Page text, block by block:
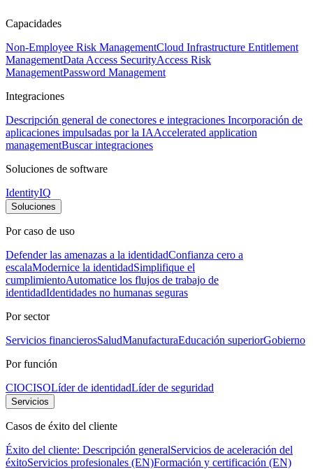
Capacidades
Non-Employee Risk ManagementCloud Infrastructure Entitlement
ManagementData Access SecurityAccess Risk
ManagementPassword Management
Integraciones
Descripción general de conectores e integraciones Incorporación de
aplicaciones impulsadas por la IAAccelerated application
managementBuscar integraciones
Soluciones de software
IdentityIQ
Soluciones
Por caso de uso
Defender las amenazas a la identidadConfianza cero a
escalaModernice la identidadSimplifique el
cumplimientoAutomatice los flujos de trabajo de
identidadIdentidades no humanas seguras
Por sector
Servicios financierosSaludManufacturaEducación superiorGobierno
Por función
CIOCISOLíder de identidadLíder de seguridad
Servicios
Casos de éxito del cliente
Éxito del cliente: Descripción generalServicios de aceleración del
éxitoServicios profesionales (EN)Formación y certificación (EN)